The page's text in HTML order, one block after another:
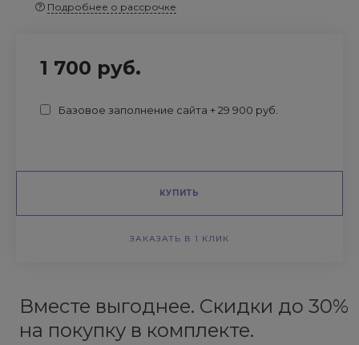
Подробнее о рассрочке
1 700 руб.
Базовое заполнение сайта + 29 900 руб.
КУПИТЬ
ЗАКАЗАТЬ В 1 КЛИК
Вместе выгоднее. Скидки до 30%
на покупку в комплекте.